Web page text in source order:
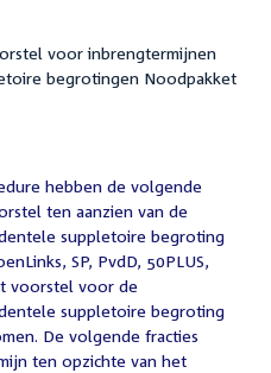
voor inbrengtermijnen
begrotingen Noodpakket
hebben de volgende
ten aanzien van de
suppletoire begroting
SP, PvdD, 50PLUS,
voorstel voor de
suppletoire begroting
De volgende fracties
ten opzichte van het